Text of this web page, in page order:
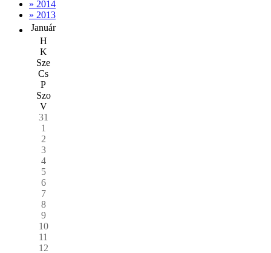
» 2014
» 2013
Január
H
K
Sze
Cs
P
Szo
V
31
1
2
3
4
5
6
7
8
9
10
11
12